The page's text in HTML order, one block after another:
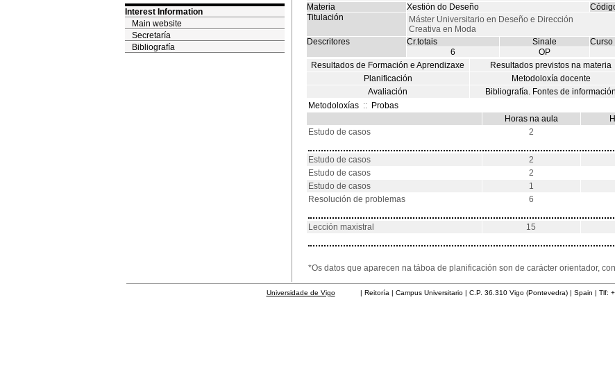
Interest Information
Main website
Secretaría
Bibliografía
Materia
Xestión do Deseño
Titulación
Máster Universitario en Deseño e Dirección
Creativa en Moda
Descritores
Cr.totais Sinale Curso
6
OP
Resultados de Formación e Aprendizaxe
Resultados previstos na materia
Planificación
Metodoloxía docente
Avaliación
Bibliografía. Fontes de información
Metodoloxías:: Probas
Horas na aula
Estudo de casos
2
Estudo de casos 2
Estudo de casos
2
Estudo de casos
1
Resolución de problemas
6
Lección maxistral 15
*Os datos que aparecen na táboa de planificación son de carácter orientador,
Universidade de Vigo| Reitoría | Campus Universitario | C.P. 36.310 Vigo (Pontevedra) | Spain | Tlf: